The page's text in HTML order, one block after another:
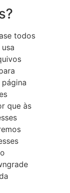
todos
que às